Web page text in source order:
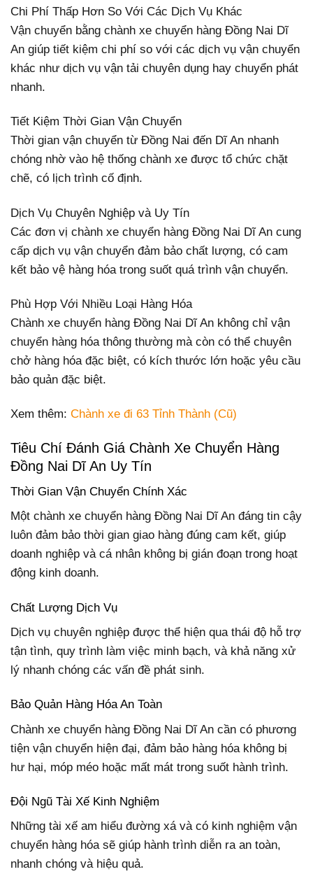
Chi Phí Thấp Hơn So Với Các Dịch Vụ Khác
Vận chuyển bằng chành xe chuyển hàng Đồng Nai Dĩ
An giúp tiết kiệm chi phí so với các dịch vụ vận chuyển
khác như dịch vụ vận tải chuyên dụng hay chuyển phát
nhanh.
Tiết Kiệm Thời Gian Vận Chuyển
Thời gian vận chuyển từ Đồng Nai đến Dĩ An nhanh
chóng nhờ vào hệ thống chành xe được tổ chức chặt
chẽ, có lịch trình cố định.
Dịch Vụ Chuyên Nghiệp và Uy Tín
Các đơn vị chành xe chuyển hàng Đồng Nai Dĩ An cung
cấp dịch vụ vận chuyển đảm bảo chất lượng, có cam
kết bảo vệ hàng hóa trong suốt quá trình vận chuyển.
Phù Hợp Với Nhiều Loại Hàng Hóa
Chành xe chuyển hàng Đồng Nai Dĩ An không chỉ vận
chuyển hàng hóa thông thường mà còn có thể chuyên
chở hàng hóa đặc biệt, có kích thước lớn hoặc yêu cầu
bảo quản đặc biệt.
Xem thêm: Chành xe đi 63 Tỉnh Thành (Cũ)
Tiêu Chí Đánh Giá Chành Xe Chuyển Hàng
Đồng Nai Dĩ An Uy Tín
Thời Gian Vận Chuyển Chính Xác
Một chành xe chuyển hàng Đồng Nai Dĩ An đáng tin cậy
luôn đảm bảo thời gian giao hàng đúng cam kết, giúp
doanh nghiệp và cá nhân không bị gián đoạn trong hoạt
động kinh doanh.
Chất Lượng Dịch Vụ
Dịch vụ chuyên nghiệp được thể hiện qua thái độ hỗ trợ
tận tình, quy trình làm việc minh bạch, và khả năng xử
lý nhanh chóng các vấn đề phát sinh.
Bảo Quản Hàng Hóa An Toàn
Chành xe chuyển hàng Đồng Nai Dĩ An cần có phương
tiện vận chuyển hiện đại, đảm bảo hàng hóa không bị
hư hại, móp méo hoặc mất mát trong suốt hành trình.
Đội Ngũ Tài Xế Kinh Nghiệm
Những tài xế am hiểu đường xá và có kinh nghiệm vận
chuyển hàng hóa sẽ giúp hành trình diễn ra an toàn,
nhanh chóng và hiệu quả.